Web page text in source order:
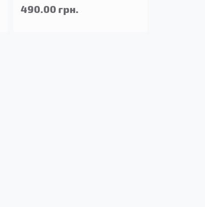
490.00 грн.